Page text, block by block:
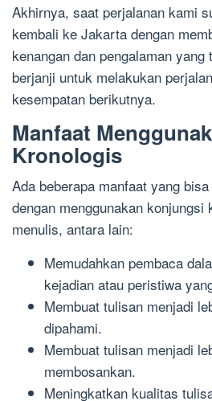
Akhirnya, saat perjalanan kami
kembali ke Jakarta dengan
kenangan dan pengalaman
berjanji untuk melakukan
kesempatan berikutnya.
Manfaat
Kronologis
Ada beberapa manfaat yang
dengan menggunakan konjungsi
menulis, antara lain:
Memudahkan pembaca
kejadian atau peristiwa
Membuat tulisan menjadi
dipahami.
Membuat tulisan menjadi
membosankan.
Meningkatkan kualitas